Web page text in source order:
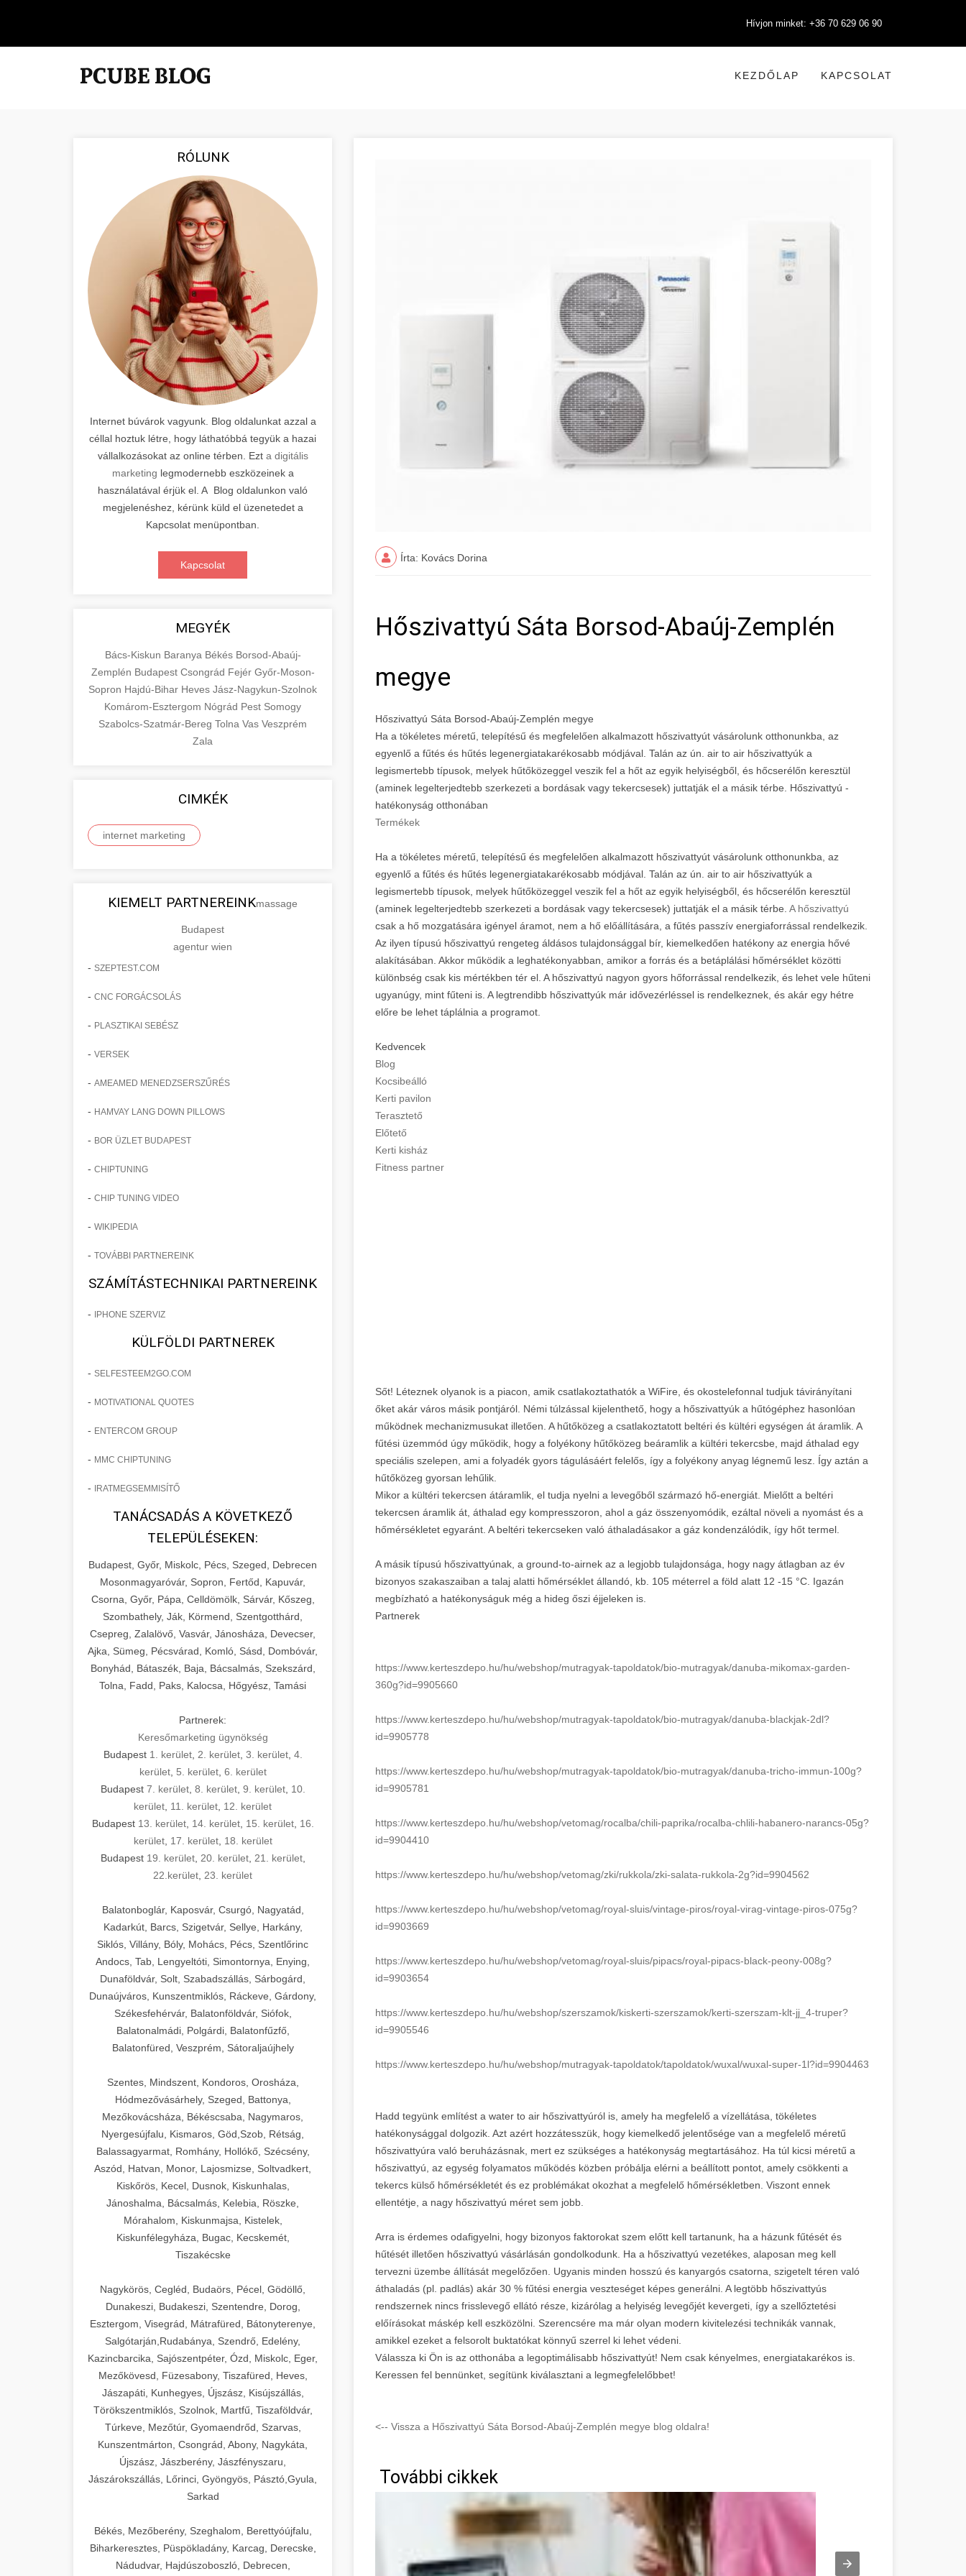
Hívjon minket: +36 70 629 06 90
KEZDŐLAP KAPCSOLAT
RÓLUNK
Internet búvárok vagyunk. Blog oldalunkat azzal a
céllal hoztuk létre, hogy láthatóbbá tegyük a hazai
vállalkozásokat az online térben. Ezt a digitális
marketing legmodernebb eszközeinek a
használatával érjük el. A Blog oldalunkon való
megjelenéshez, kérünk küld el üzenetedet a
Kapcsolat menüpontban.
Kapcsolat
MEGYÉK
Bács-Kiskun Baranya Békés Borsod-Abaúj-
Zemplén Budapest Csongrád Fejér Győr-Moson-
Sopron Hajdú-Bihar Heves Jász-Nagykun-Szolnok
Komárom-Esztergom Nógrád Pest Somogy
Szabolcs-Szatmár-Bereg Tolna Vas Veszprém
Zala
CIMKÉK
internet marketing
KIEMELT PARTNEREINKmassage
Budapest
agentur wien
- SZEPTEST.COM
- CNC FORGÁCSOLÁS
- PLASZTIKAI SEBÉSZ
- VERSEK
- AMEAMED MENEDZSERSZŰRÉS
- HAMVAY LANG DOWN PILLOWS
- BOR ÜZLET BUDAPEST
- CHIPTUNING
- CHIP TUNING VIDEO
- WIKIPEDIA
- TOVÁBBI PARTNEREINK
SZÁMÍTÁSTECHNIKAI PARTNEREINK
- IPHONE SZERVIZ
KÜLFÖLDI PARTNEREK
- SELFESTEEM2GO.COM
- MOTIVATIONAL QUOTES
- ENTERCOM GROUP
- MMC CHIPTUNING
- IRATMEGSEMMISÍTŐ
TANÁCSADÁS A KÖVETKEZŐ
TELEPÜLÉSEKEN:
Budapest, Győr, Miskolc, Pécs, Szeged, Debrecen
Mosonmagyaróvár, Sopron, Fertőd, Kapuvár,
Csorna, Győr, Pápa, Celldömölk, Sárvár, Kőszeg,
Szombathely, Ják, Körmend, Szentgotthárd,
Csepreg, Zalalövő, Vasvár, Jánosháza, Devecser,
Ajka, Sümeg, Pécsvárad, Komló, Sásd, Dombóvár,
Bonyhád, Bátaszék, Baja, Bácsalmás, Szekszárd,
Tolna, Fadd, Paks, Kalocsa, Hőgyész, Tamási
Partnerek:
Keresőmarketing ügynökség
Budapest 1. kerület, 2. kerület, 3. kerület, 4.
kerület, 5. kerület, 6. kerület
Budapest 7. kerület, 8. kerület, 9. kerület, 10.
kerület 11. kerület 12. kerület
Budapest 13. kerület, 14. kerület, 15. kerület, 16.
kerület, 17. kerület, 18. kerület
Budapest 19. kerület, 20. kerület, 21. kerület,
22.kerület 23. kerület
Balatonboglár, Kaposvár, Csurgó, Nagyatád,
Kadarkút, Barcs, Szigetvár, Sellye, Harkány,
Siklós, Villány, Bóly, Mohács, Pécs, Szentlőrinc
Andocs, Tab, Lengyeltóti, Simontornya, Enying,
Dunaföldvár, Solt, Szabadszállás, Sárbogárd,
Dunaújváros, Kunszentmiklós, Ráckeve, Gárdony,
Székesfehérvár, Balatonföldvár, Siófok,
Balatonalmádi, Polgárdi, Balatonfűzfő,
Balatonfüred, Veszprém, Sátoraljaújhely
Szentes, Mindszent, Kondoros, Orosháza,
Hódmezővásárhely, Szeged, Battonya,
Mezőkovácsháza, Békéscsaba, Nagymaros,
Nyergesújfalu, Kismaros, Göd,Szob, Rétság,
Balassagyarmat, Romhány, Hollókő, Szécsény,
Aszód, Hatvan, Monor, Lajosmizse, Soltvadkert,
Kiskőrös, Kecel, Dusnok, Kiskunhalas,
Jánoshalma, Bácsalmás, Kelebia, Röszke,
Mórahalom, Kiskunmajsa, Kistelek,
Kiskunfélegyháza, Bugac, Kecskemét,
Tiszakécske
Nagykörös, Cegléd, Budaörs, Pécel, Gödöllő,
Dunakeszi, Budakeszi, Szentendre, Dorog,
Esztergom, Visegrád, Mátrafüred, Bátonyterenye,
Salgótarján,Rudabánya, Szendrő, Edelény,
Kazincbarcika, Sajószentpéter, Ózd, Miskolc, Eger,
Mezőkövesd, Füzesabony, Tiszafüred, Heves,
Jászapáti, Kunhegyes, Újszász, Kisújszállás,
Törökszentmiklós, Szolnok, Martfű, Tiszaföldvár,
Túrkeve, Mezőtúr, Gyomaendrőd, Szarvas,
Kunszentmárton, Csongrád, Abony, Nagykáta,
Újszász, Jászberény, Jászfényszaru,
Jászárokszállás, Lőrinci, Gyöngyös, Pásztó,Gyula,
Sarkad
Békés, Mezőberény, Szeghalom, Berettyóújfalu,
Biharkeresztes, Püspökladány, Karcag, Derecske,
Nádudvar, Hajdúszoboszló, Debrecen,
Írta: Kovács Dorina
Hőszivattyú Sáta Borsod-Abaúj-Zemplén
megye
Hőszivattyú Sáta Borsod-Abaúj-Zemplén megye
Ha a tökéletes méretű, telepítésű és megfelelően alkalmazott hőszivattyút vásárolunk otthonunkba, az
egyenlő a fűtés és hűtés legenergiatakarékosabb módjával. Talán az ún. air to air hőszivattyúk a
legismertebb típusok, melyek hűtőközeggel veszik fel a hőt az egyik helyiségből, és hőcserélőn keresztül
(aminek legelterjedtebb szerkezeti a bordásak vagy tekercsesek) juttatják el a másik térbe. Hőszivattyú -
hatékonyság otthonában
Termékek
Ha a tökéletes méretű, telepítésű és megfelelően alkalmazott hőszivattyút vásárolunk otthonunkba, az
egyenlő a fűtés és hűtés legenergiatakarékosabb módjával. Talán az ún. air to air hőszivattyúk a
legismertebb típusok, melyek hűtőközeggel veszik fel a hőt az egyik helyiségből, és hőcserélőn keresztül
(aminek legelterjedtebb szerkezeti a bordásak vagy tekercsesek) juttatják el a másik térbe. A hőszivattyú
csak a hő mozgatására igényel áramot, nem a hő előállítására, a fűtés passzív energiaforrással rendelkezik.
Az ilyen típusú hőszivattyú rengeteg áldásos tulajdonsággal bír, kiemelkedően hatékony az energia hővé
alakításában. Akkor működik a leghatékonyabban, amikor a forrás és a betáplálási hőmérséklet közötti
különbség csak kis mértékben tér el. A hőszivattyú nagyon gyors hőforrással rendelkezik, és lehet vele hűteni
ugyanúgy, mint fűteni is. A legtrendibb hőszivattyúk már idővezérléssel is rendelkeznek, és akár egy hétre
előre be lehet táplálnia a programot.
Kedvencek
Blog
Kocsibeálló
Kerti pavilon
Terasztető
Előtető
Kerti kisház
Fitness partner
Sőt! Léteznek olyanok is a piacon, amik csatlakoztathatók a WiFire, és okostelefonnal tudjuk távirányítani
őket akár város másik pontjáról. Némi túlzással kijelenthető, hogy a hőszivattyúk a hűtógéphez hasonlóan
működnek mechanizmusukat illetően. A hűtőközeg a csatlakoztatott beltéri és kültéri egységen át áramlik. A
fűtési üzemmód úgy működik, hogy a folyékony hűtőközeg beáramlik a kültéri tekercsbe, majd áthalad egy
speciális szelepen, ami a folyadék gyors tágulásáért felelős, így a folyékony anyag légnemű lesz. Így aztán a
hűtőközeg gyorsan lehűlik.
Mikor a kültéri tekercsen átáramlik, el tudja nyelni a levegőből származó hő-energiát. Mielőtt a beltéri
tekercsen áramlik át, áthalad egy kompresszoron, ahol a gáz összenyomódik, ezáltal növeli a nyomást és a
hőmérsékletet egyaránt. A beltéri tekercseken való áthaladásakor a gáz kondenzálódik, így hőt termel.
A másik típusú hőszivattyúnak, a ground-to-airnek az a legjobb tulajdonsága, hogy nagy átlagban az év
bizonyos szakaszaiban a talaj alatti hőmérséklet állandó, kb. 105 méterrel a föld alatt 12 -15 °C. Igazán
megbízható a hatékonyságuk még a hideg őszi éjjeleken is.
Partnerek
https://www.kerteszdepo.hu/hu/webshop/mutragyak-tapoldatok/bio-mutragyak/danuba-mikomax-garden-
360g?id=9905660
https://www.kerteszdepo.hu/hu/webshop/mutragyak-tapoldatok/bio-mutragyak/danuba-blackjak-2dl?
id=9905778
https://www.kerteszdepo.hu/hu/webshop/mutragyak-tapoldatok/bio-mutragyak/danuba-tricho-immun-100g?
id=9905781
https://www.kerteszdepo.hu/hu/webshop/vetomag/rocalba/chili-paprika/rocalba-chlili-habanero-narancs-05g?
id=9904410
https://www.kerteszdepo.hu/hu/webshop/vetomag/zki/rukkola/zki-salata-rukkola-2g?id=9904562
https://www.kerteszdepo.hu/hu/webshop/vetomag/royal-sluis/vintage-piros/royal-virag-vintage-piros-075g?
id=9903669
https://www.kerteszdepo.hu/hu/webshop/vetomag/royal-sluis/pipacs/royal-pipacs-black-peony-008g?
id=9903654
https://www.kerteszdepo.hu/hu/webshop/szerszamok/kiskerti-szerszamok/kerti-szerszam-klt-jj_4-truper?
id=9905546
https://www.kerteszdepo.hu/hu/webshop/mutragyak-tapoldatok/tapoldatok/wuxal/wuxal-super-1l?id=9904463
Hadd tegyünk említést a water to air hőszivattyúról is, amely ha megfelelő a vízellátása, tökéletes
hatékonysággal dolgozik. Azt azért hozzátesszük, hogy kiemelkedő jelentősége van a megfelelő méretű
hőszivattyúra való beruházásnak, mert ez szükséges a hatékonyság megtartásához. Ha túl kicsi méretű a
hőszivattyú, az egység folyamatos működés közben próbálja elérni a beállított pontot, amely csökkenti a
tekercs külső hőmérsékletét és ez problémákat okozhat a megfelelő hőmérsékletben. Viszont ennek
ellentétje, a nagy hőszivattyú méret sem jobb.
Arra is érdemes odafigyelni, hogy bizonyos faktorokat szem előtt kell tartanunk, ha a házunk fűtését és
hűtését illetően hőszivattyú vásárlásán gondolkodunk. Ha a hőszivattyú vezetékes, alaposan meg kell
tervezni üzembe állítását megelőzően. Ugyanis minden hosszú és kanyargós csatorna, szigetelt téren való
áthaladás (pl. padlás) akár 30 % fűtési energia veszteséget képes generálni. A legtöbb hőszivattyús
rendszernek nincs frisslevegő ellátó része, kizárólag a helyiség levegőjét kevergeti, így a szellőztetési
előírásokat máskép kell eszközölni. Szerencsére ma már olyan modern kivitelezési technikák vannak,
amikkel ezeket a felsorolt buktatókat könnyű szerrel ki lehet védeni.
Válassza ki Ön is az otthonába a legoptimálisabb hőszivattyút! Nem csak kényelmes, energiatakarékos is.
Keressen fel bennünket, segítünk kiválasztani a legmegfelelőbbet!
<-- Vissza a Hőszivattyú Sáta Borsod-Abaúj-Zemplén megye blog oldalra!
További cikkek